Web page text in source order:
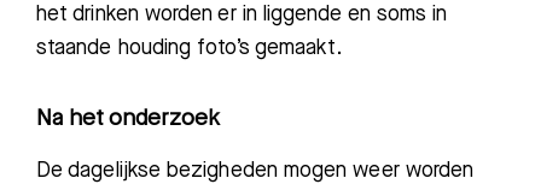
het drinken worden er in liggende en soms in
staande houding foto’s gemaakt.
Na het onderzoek
De dagelijkse bezigheden mogen weer worden